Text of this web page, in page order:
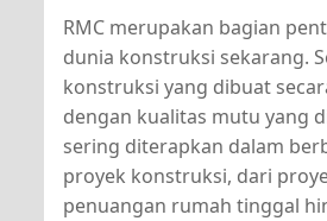
RMC merupakan bagian
dunia konstruksi sekarang.
konstruksi yang dibuat
dengan kualitas mutu yang
sering diterapkan dalam
proyek konstruksi, dari
penuangan rumah tinggal